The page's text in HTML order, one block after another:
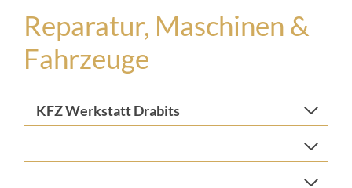
Reparatur, Maschinen &
Fahrzeuge
KFZ Werkstatt Drabits